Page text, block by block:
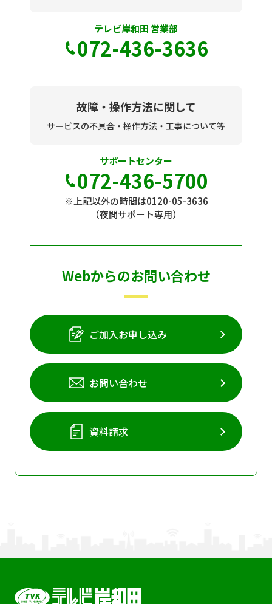
テレビ岸和田 営業部
072-436-3636
故障・操作方法に関して
サービスの不具合・操作方法・工事について等
サポートセンター
072-436-5700
※上記以外の時間は0120-05-3636
（夜間サポート専用）
Webからのお問い合わせ
ご加入お申し込み
お問い合わせ
資料請求